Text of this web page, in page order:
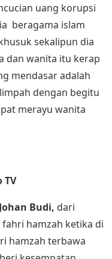
uang korupsi
beragama islam
sekalipun dia
dan wanita itu kerap
mendasar adalah
dengan begitu
merayu wanita
TV
Budi, dari
hamzah ketika di
hamzah terbawa